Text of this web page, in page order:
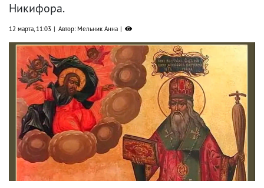
Никифора.
12 марта, 11:03 Автор: Мельник Анна